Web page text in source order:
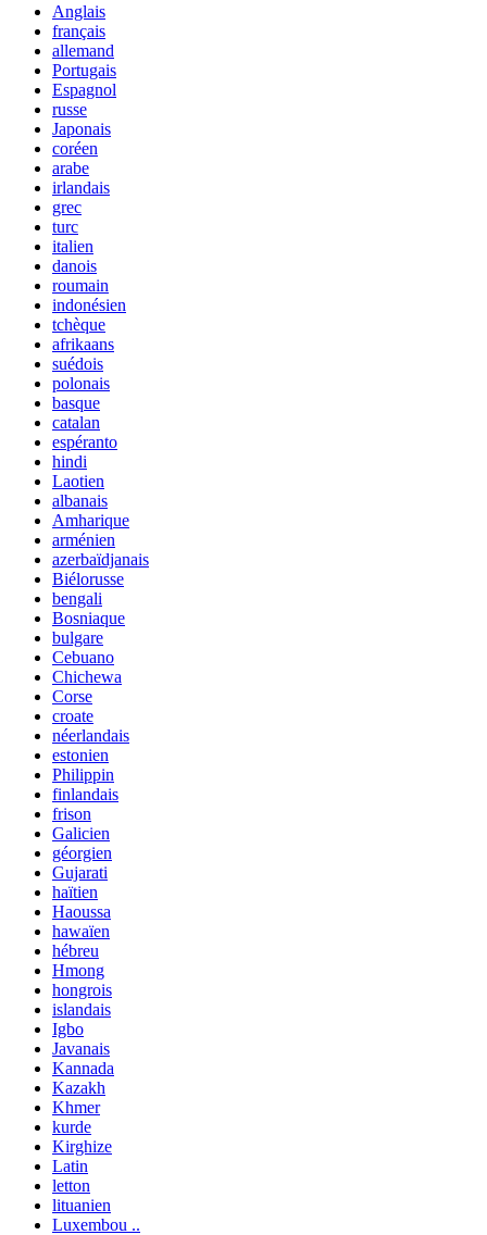
Anglais
français
allemand
Portugais
Espagnol
russe
Japonais
coréen
arabe
irlandais
grec
turc
italien
danois
roumain
indonésien
tchèque
afrikaans
suédois
polonais
basque
catalan
espéranto
hindi
Laotien
albanais
Amharique
arménien
azerbaïdjanais
Biélorusse
bengali
Bosniaque
bulgare
Cebuano
Chichewa
Corse
croate
néerlandais
estonien
Philippin
finlandais
frison
Galicien
géorgien
Gujarati
haïtien
Haoussa
hawaïen
hébreu
Hmong
hongrois
islandais
Igbo
Javanais
Kannada
Kazakh
Khmer
kurde
Kirghize
Latin
letton
lituanien
Luxembou ..